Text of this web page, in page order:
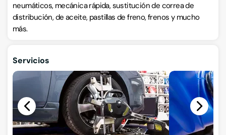
neumáticos, mecánica rápida, sustitución de correa de
distribución, de aceite, pastillas de freno, frenos y mucho
más.
Servicios